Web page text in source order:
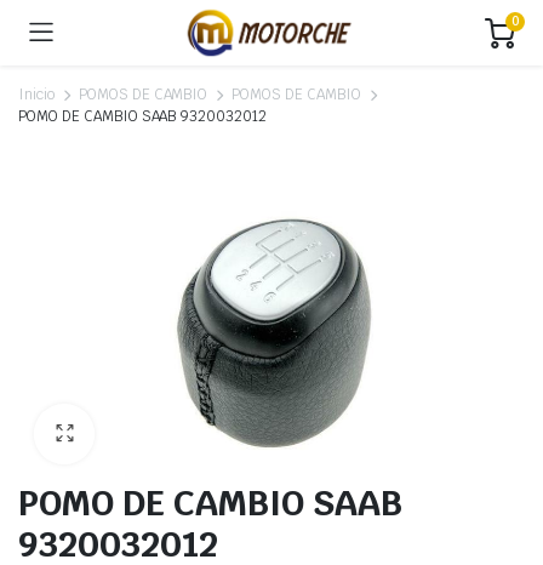
0
Inicio POMOS DE CAMBIO
POMOS DE CAMBIO
POMO DE CAMBIO SAAB 9320032012
POMO DE CAMBIO SAAB
9320032012